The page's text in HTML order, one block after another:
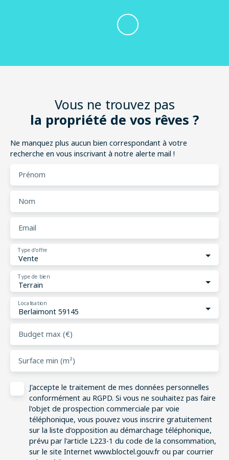
Vous ne trouvez pas
la propriété de vos rêves ?
Ne manquez plus aucun bien correspondant à votre
recherche en vous inscrivant à notre alerte mail !
Prénom
Nom
Email
Vente
Type d'offre
Terrain
Type de bien
Berlaimont 59145
Localisation
Budget max (€)
Surface min (m²)
J'accepte le traitement de mes données personnelles
conformément au RGPD. Si vous ne souhaitez pas faire
l'objet de prospection commerciale par voie
téléphonique, vous pouvez vous inscrire gratuitement
sur la liste d'opposition au démarchage téléphonique,
prévu par l'article L223-1 du code de la consommation,
sur le site Internet www.bloctel.gouv.fr ou par courrier